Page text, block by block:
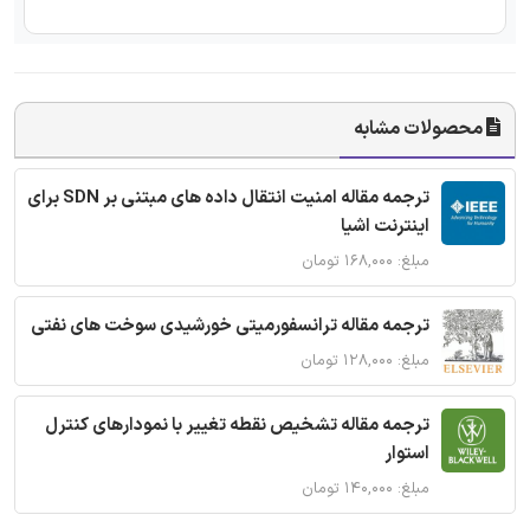
محصولات مشابه
ترجمه مقاله امنیت انتقال داده های مبتنی بر SDN برای
اینترنت اشیا
مبلغ: ۱۶۸,۰۰۰ تومان
ترجمه مقاله ترانسفورمیتی خورشیدی سوخت های نفتی
مبلغ: ۱۲۸,۰۰۰ تومان
ترجمه مقاله تشخیص نقطه تغییر با نمودارهای کنترل
استوار
مبلغ: ۱۴۰,۰۰۰ تومان